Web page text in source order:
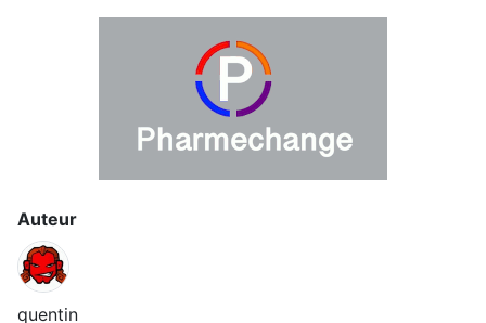
Auteur
quentin